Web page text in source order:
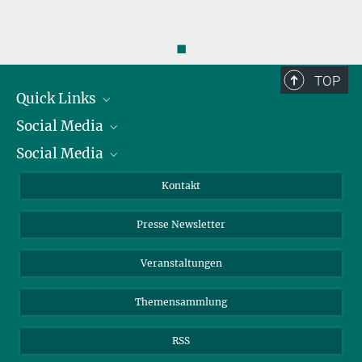
◼
TOP
Quick Links
Präsident
Zahlen und Fakten
Meldestelle Fehlverhalten
Social Media
Bluesky
Social Media
YouTube
Kontakt
Presse Newsletter
Veranstaltungen
Themensammlung
RSS